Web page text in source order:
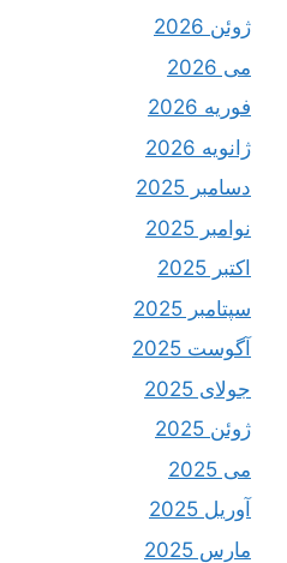
ژوئن 2026
می 2026
فوریه 2026
ژانویه 2026
دسامبر 2025
نوامبر 2025
اکتبر 2025
سپتامبر 2025
آگوست 2025
جولای 2025
ژوئن 2025
می 2025
آوریل 2025
مارس 2025